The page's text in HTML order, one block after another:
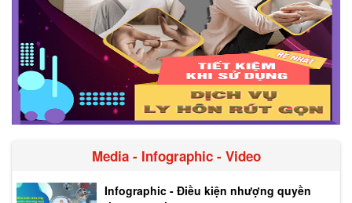
Media - Infographic - Video
Infographic - Điều kiện nhượng quyền